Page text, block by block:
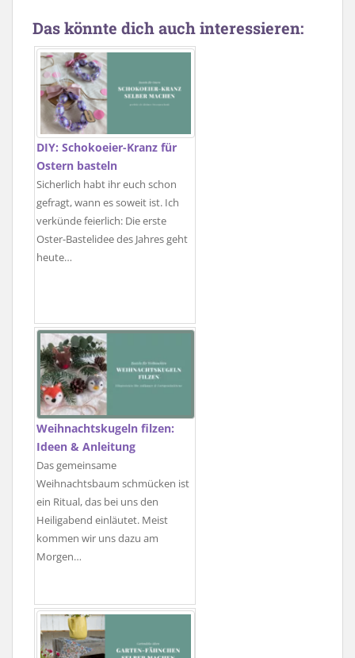
Das könnte dich auch interessieren:
DIY: Schokoeier-Kranz für
Ostern basteln
Sicherlich habt ihr euch schon
gefragt, wann es soweit ist. Ich
verkünde feierlich: Die erste
Oster-Bastelidee des Jahres geht
heute…
Weihnachtskugeln filzen:
Ideen & Anleitung
Das gemeinsame
Weihnachtsbaum schmücken ist
ein Ritual, das bei uns den
Heiligabend einläutet. Meist
kommen wir uns dazu am
Morgen…